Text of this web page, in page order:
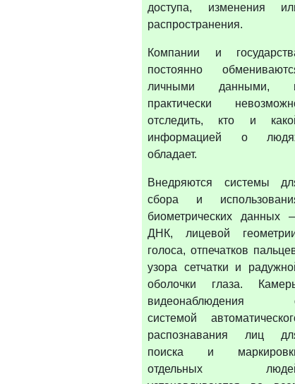
доступа, изменения
распространения.
Компании и
постоянно
личными данными,
практически
отследить, кто и
информацией о
обладает.
Внедряются системы
сбора и
биометрических данных
ДНК, лицевой
голоса, отпечатков
узора сетчатки и
оболочки глаза.
видеонаблюдения
системой
распознавания лиц
поиска и
отдельных